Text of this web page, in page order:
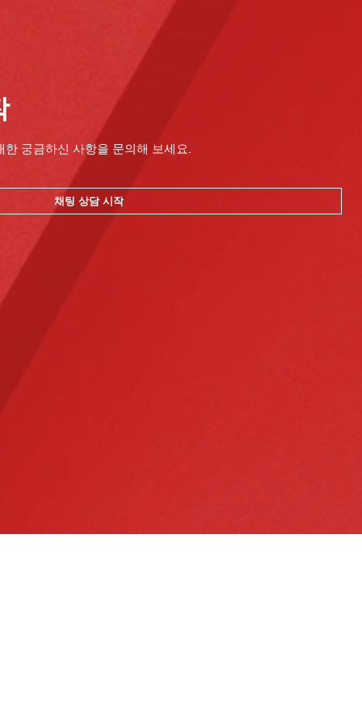
궁금하신 사항을 문의해 보세요.
채팅 상담 시작